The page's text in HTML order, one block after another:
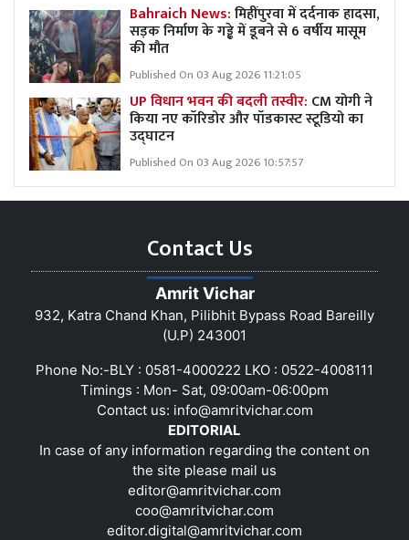
Bahraich News:मिहींपुरवा में दर्दनाक हादसा,
सड़क निर्माण के गड्ढे में डूबने से 6 वर्षीय मासूम
की मौत
Published On 03 Aug 2026 11:21:05
UP विधान भवन की बदली तस्वीर: CM योगी ने
किया नए कॉरिडोर और पॉडकास्ट स्टूडियो का
उद्घाटन
Published On 03 Aug 2026 10:57:57
Contact Us
Amrit Vichar
932, Katra Chand Khan, Pilibhit Bypass Road Bareilly
(U.P) 243001
Phone No:-BLY : 0581-4000222 LKO : 0522-4008111
Timings : Mon- Sat, 09:00am-06:00pm
Contact us: info@amritvichar.com
EDITORIAL
In case of any information regarding the content on
the site please mail us
editor@amritvichar.com
coo@amritvichar.com
editor.digital@amritvichar.com